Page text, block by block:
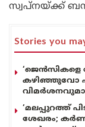
സ്വപ്നയ്ക്ക്
Stories you
കഴിഞ്ഞുവോ
‘മലപ്പുറത്ത്
ശേഖരം;